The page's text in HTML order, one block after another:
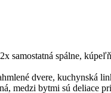
samostatná spálne,
dvere, kuchynská
medzi bytmi sú deliace